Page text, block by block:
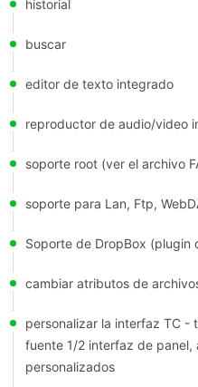
historial
buscar
editor de texto integrado
reproductor de audio/video
soporte root (ver el archivo
soporte para Lan, Ftp,
Soporte de DropBox (plugin
cambiar atributos de
personalizar la interfaz TC -
fuente 1/2 interfaz de
personalizados